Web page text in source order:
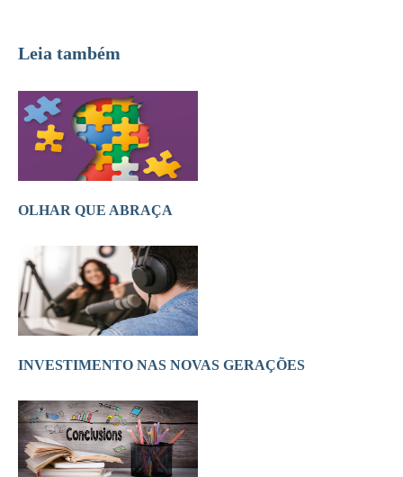
Leia também
OLHAR QUE ABRAÇA
INVESTIMENTO NAS NOVAS GERAÇÕES